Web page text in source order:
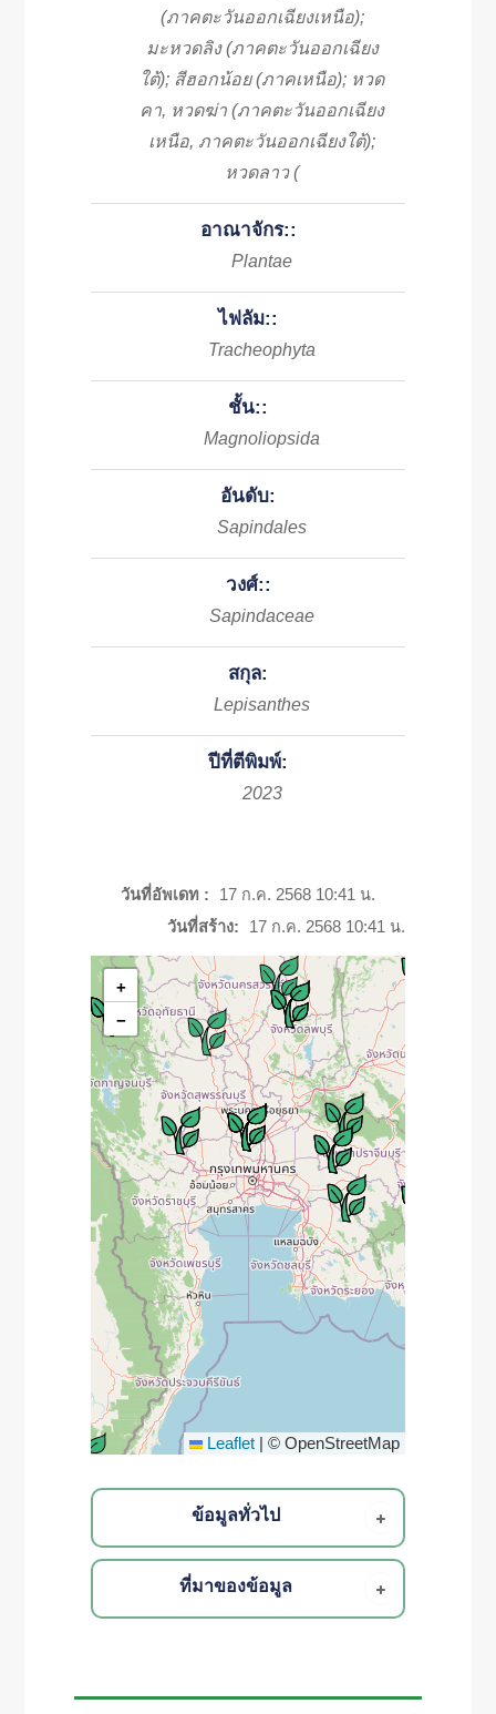
(ภาคตะวันออกเฉียงเหนือ);
มะหวดลิง (ภาคตะวันออกเฉียง
ใต้); สีฮอกน้อย (ภาคเหนือ); หวด
คา, หวดฆ่า (ภาคตะวันออกเฉียง
เหนือ, ภาคตะวันออกเฉียงใต้);
หวดลาว (
อาณาจักร::
Plantae
ไฟลัม::
Tracheophyta
ชั้น::
Magnoliopsida
อันดับ:
Sapindales
วงศ์::
Sapindaceae
สกุล:
Lepisanthes
ปีที่ตีพิมพ์:
2023
วันที่อัพเดท :
17 ก.ค. 2568 10:41 น.
วันที่สร้าง:
17 ก.ค. 2568 10:41 น.
+
−
Leaflet © OpenStreetMap
ข้อมูลทั่วไป
ที่มาของข้อมูล